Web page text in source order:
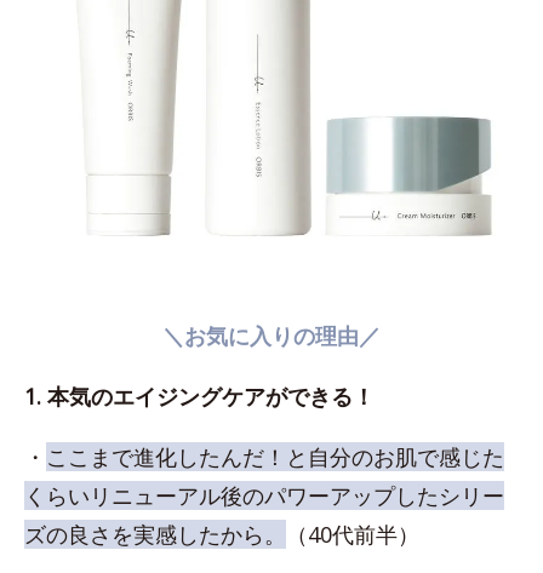
＼お気に入りの理由／
1. 本気のエイジングケアができる！
・ ここまで進化したんだ！と自分のお肌で感じた
くらいリニューアル後のパワーアップしたシリー
ズの良さを実感したから。
（40代前半）